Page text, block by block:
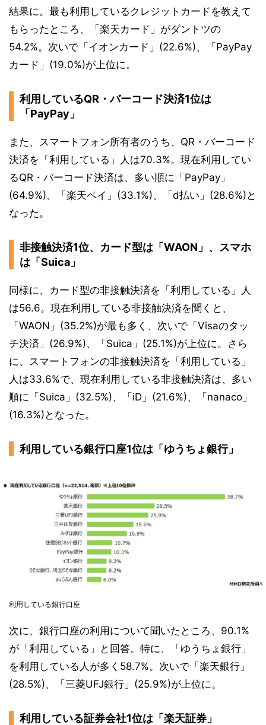
結果に。最も利用しているクレジットカードを教えて
もらったところ、「楽天カード」がダントツの
54.2%。次いで「イオンカード」(22.6%)、「PayPay
カード」(19.0%)が上位に。
利用しているQR・バーコード決済1位は
「PayPay」
また、スマートフォン所有者のうち、QR・バーコード
決済を「利用している」人は70.3%。現在利用してい
るQR・バーコード決済は、多い順に「PayPay」
(64.9%)、「楽天ペイ」(33.1%)、「d払い」(28.6%)と
なった。
非接触決済1位、カード型は「WAON」、スマホ
は「Suica」
同様に、カード型の非接触決済を「利用している」人
は56.6。現在利用している非接触決済を聞くと、
「WAON」(35.2%)が最も多く、次いで「Visaのタッ
チ決済」(26.9%)、「Suica」(25.1%)が上位に。さら
に、スマートフォンの非接触決済を「利用している」
人は33.6%で、現在利用している非接触決済は、多い
順に「Suica」(32.5%)、「iD」(21.6%)、「nanaco」
(16.3%)となった。
利用している銀行口座1位は「ゆうちょ銀行」
利用している銀行口座
次に、銀行口座の利用について聞いたところ、90.1%
が「利用している」と回答。特に、「ゆうちょ銀行」
を利用している人が多く58.7%。次いで「楽天銀行」
(28.5%)、「三菱UFJ銀行」(25.9%)が上位に。
利用している証券会社1位は「楽天証券」